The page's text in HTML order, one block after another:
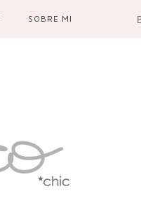
SOBRE MI